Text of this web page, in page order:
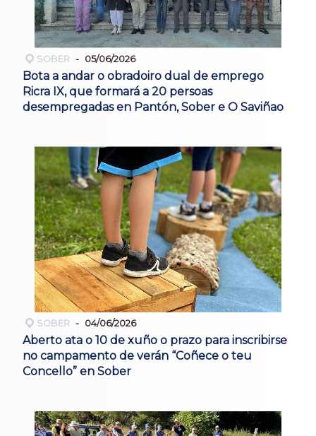
SOBER 05/06/2026
Bota a andar o obradoiro dual de emprego
Ricra IX, que formará a 20 persoas
desempregadas en Pantón, Sober e O Saviñao
SOBER 04/06/2026
Aberto ata o 10 de xuño o prazo para inscribirse
no campamento de verán “Coñece o teu
Concello” en Sober